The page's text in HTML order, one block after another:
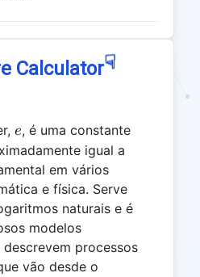
Calculator☟
e
e, é uma constante
igual a
em vários
e física. Serve
naturais e é
modelos
processos
vão desde o